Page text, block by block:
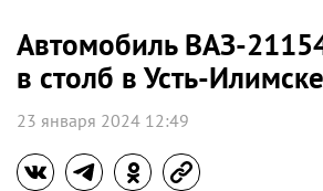
Автомобиль ВАЗ-
в столб в Усть-Илимске
23 января 2024 12:49